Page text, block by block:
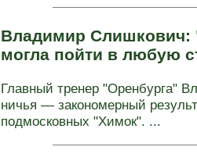
Владимир Слишкович:
могла пойти в любую
Главный тренер "Оренбурга"
ничья — закономерный
подмосковных "Химок". ...